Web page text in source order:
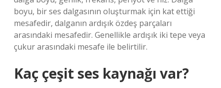
boyu, bir ses dalgasının oluşturmak için kat ettiği
mesafedir, dalganın ardışık özdeş parçaları
arasındaki mesafedir. Genellikle ardışık iki tepe veya
çukur arasındaki mesafe ile belirtilir.
Kaç çeşit ses kaynağı var?